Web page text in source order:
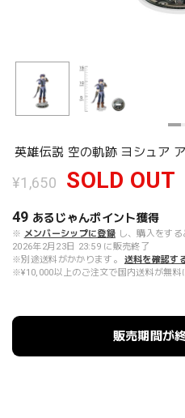
英雄伝説 空の軌跡 ヨシュア
¥1,650 SOLD OUT
49 あるじゃんポイント獲得
※ メンバーシップに登録 し、購入をする
2026年2月23日 23:59 に販売終了
※別途送料がかかります。
送料を確認す
※¥10,000以上のご注文で国内送料が無料
販売期間が